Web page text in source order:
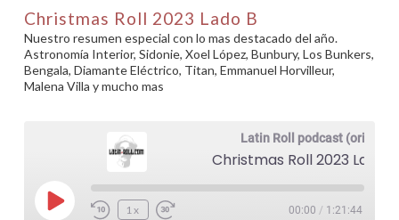
Christmas Roll 2023 Lado B
Nuestro resumen especial con lo mas destacado del año.
Astronomía Interior, Sidonie, Xoel López, Bunbury, Los Bunkers,
Bengala, Diamante Eléctrico, Titan, Emmanuel Horvilleur,
Malena Villa y mucho mas
Latin Roll podcast (original)
Christmas Roll 2023 Lado B
Reproducir
1x 00:00 / 1:21:44